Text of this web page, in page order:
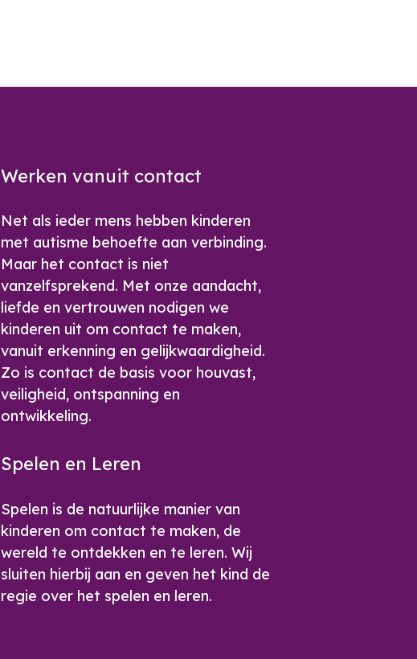
Werken vanuit contact
Net als ieder mens hebben kinderen
met autisme behoefte aan verbinding.
Maar het contact is niet
vanzelfsprekend. Met onze aandacht,
liefde en vertrouwen nodigen we
kinderen uit om contact te maken,
vanuit erkenning en gelijkwaardigheid.
Zo is contact de basis voor houvast,
veiligheid, ontspanning en
ontwikkeling.
Spelen en Leren
Spelen is de natuurlijke manier van
kinderen om contact te maken, de
wereld te ontdekken en te leren. Wij
sluiten hierbij aan en geven het kind de
regie over het spelen en leren.